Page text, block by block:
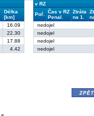
v RZ
Délka
[km]
Poř.
Čas v RZ
Penal.
Ztráta
na 1.
16.09
nedojel
22.30
nedojel
17.88
nedojel
4.42 nedojel